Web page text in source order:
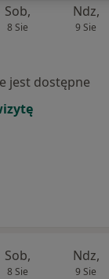
Sob,
8 Sie
Ndz,
9 Sie
jest dostępne
Sob,
8 Sie
Ndz,
9 Sie